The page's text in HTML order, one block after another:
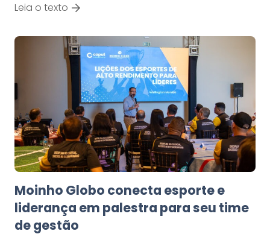
Leia o texto
Moinho Globo conecta esporte e
liderança em palestra para seu time
de gestão